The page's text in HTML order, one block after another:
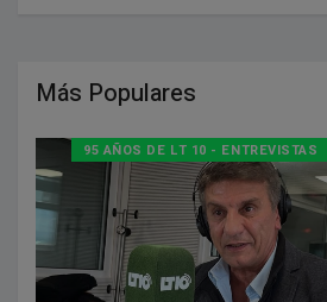
Más Populares
95 AÑOS DE LT 10 - ENTREVISTAS